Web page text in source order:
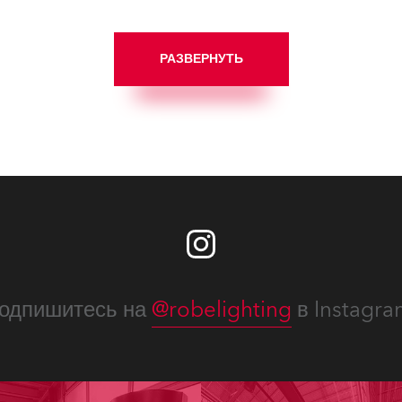
РАЗВЕРНУТЬ
на @robelighting в